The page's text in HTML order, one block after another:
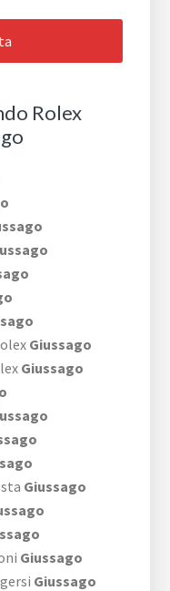
Rolex
Giussago
Giussago
Giussago
Giussago
Giussago